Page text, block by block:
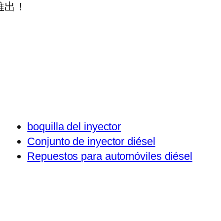
！
boquilla del inyector
Conjunto de inyector diésel
Repuestos para automóviles diésel